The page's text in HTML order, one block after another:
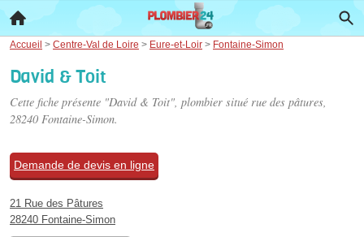
Accueil > Centre-Val de Loire > Eure-et-Loir > Fontaine-Simon
David & Toit
Cette fiche présente "David & Toit", plombier situé rue des pâtures,
28240 Fontaine-Simon.
Demande de devis en ligne
21 Rue des Pâtures
28240 Fontaine-Simon